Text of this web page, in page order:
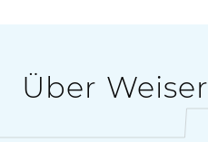
Über Weiser